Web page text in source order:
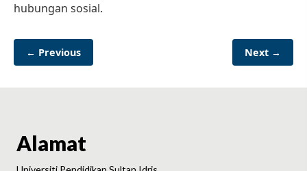
hubungan sosial.
← Previous Next →
Alamat